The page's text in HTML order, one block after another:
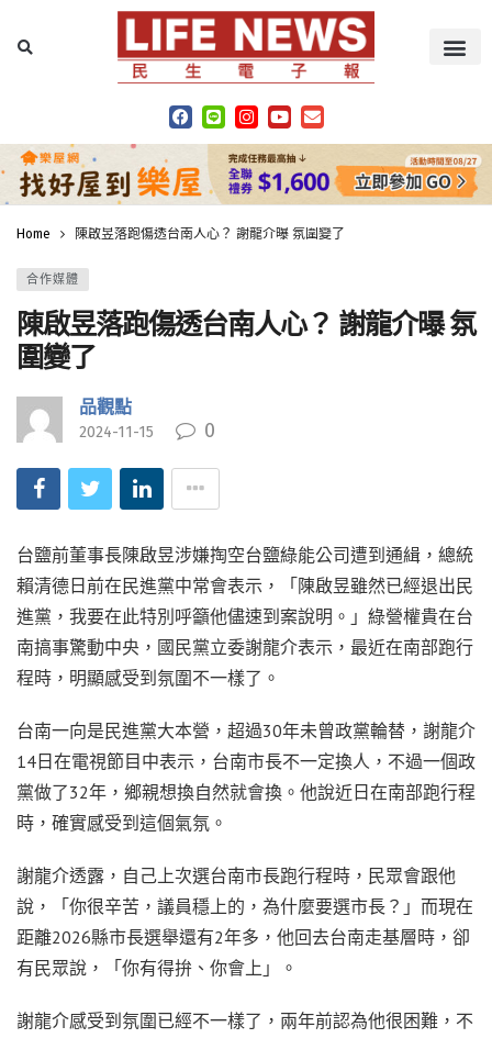
Home 陳啟昱落跑傷透台南人心？ 謝龍介曝 氛圍變了
合作媒體
陳啟昱落跑傷透台南人心？ 謝龍介曝 氛
圍變了
品觀點
2024-11-15 0
台鹽前董事長陳啟昱涉嫌掏空台鹽綠能公司遭到通緝，總統
賴清德日前在民進黨中常會表示，「陳啟昱雖然已經退出民
進黨，我要在此特別呼籲他儘速到案說明。」綠營權貴在台
南搞事驚動中央，國民黨立委謝龍介表示，最近在南部跑行
程時，明顯感受到氛圍不一樣了。
台南一向是民進黨大本營，超過30年未曾政黨輪替，謝龍介
14日在電視節目中表示，台南市長不一定換人，不過一個政
黨做了32年，鄉親想換自然就會換。他說近日在南部跑行程
時，確實感受到這個氣氛。
謝龍介透露，自己上次選台南市長跑行程時，民眾會跟他
說，「你很辛苦，議員穩上的，為什麼要選市長？」而現在
距離2026縣市長選舉還有2年多，他回去台南走基層時，卻
有民眾說，「你有得拚、你會上」。
謝龍介感受到氛圍已經不一樣了，兩年前認為他很困難，不